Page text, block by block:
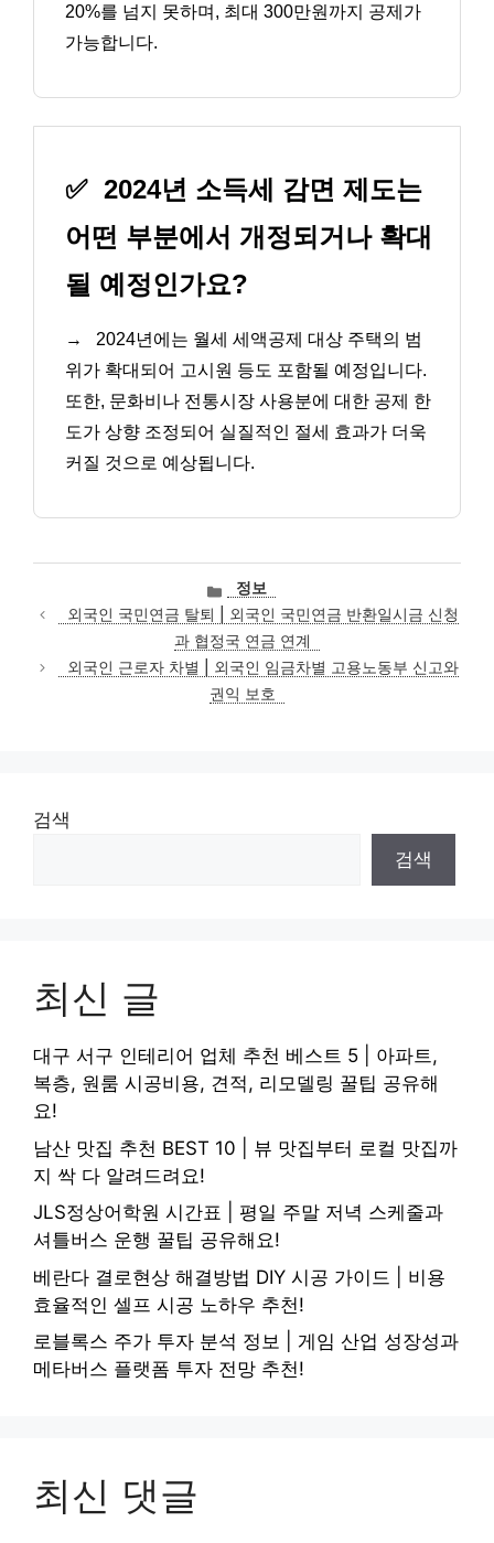
20%를 넘지 못하며, 최대 300만원까지 공제가
가능합니다.
✅ 2024년 소득세 감면 제도는
어떤 부분에서 개정되거나 확대
될 예정인가요?
→
2024년에는 월세 세액공제 대상 주택의 범
위가 확대되어 고시원 등도 포함될 예정입니다.
또한, 문화비나 전통시장 사용분에 대한 공제 한
도가 상향 조정되어 실질적인 절세 효과가 더욱
커질 것으로 예상됩니다.
카
테
고
리
정보
외국인 국민연금 탈퇴 | 외국인 국민연금 반환일시금 신청
과 협정국 연금 연계
외국인 근로자 차별 | 외국인 임금차별 고용노동부 신고와
권익 보호
검색
검색
최신 글
대구 서구 인테리어 업체 추천 베스트 5 | 아파트,
복층, 원룸 시공비용, 견적, 리모델링 꿀팁 공유해
요!
남산 맛집 추천 BEST 10 | 뷰 맛집부터 로컬 맛집까
지 싹 다 알려드려요!
JLS정상어학원 시간표 | 평일 주말 저녁 스케줄과
셔틀버스 운행 꿀팁 공유해요!
베란다 결로현상 해결방법 DIY 시공 가이드 | 비용
효율적인 셀프 시공 노하우 추천!
로블록스 주가 투자 분석 정보 | 게임 산업 성장성과
메타버스 플랫폼 투자 전망 추천!
최신 댓글